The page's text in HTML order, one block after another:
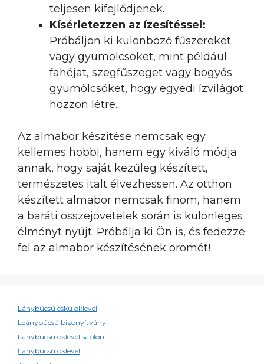
teljesen kifejlődjenek.
Kísérletezzen az ízesítéssel:
Próbáljon ki különböző fűszereket
vagy gyümölcsöket, mint például
fahéjat, szegfűszeget vagy bogyós
gyümölcsöket, hogy egyedi ízvilágot
hozzon létre.
Az almabor készítése nemcsak egy
kellemes hobbi, hanem egy kiváló módja
annak, hogy saját kezűleg készített,
természetes italt élvezhessen. Az otthon
készített almabor nemcsak finom, hanem
a baráti összejövetelek során is különleges
élményt nyújt. Próbálja ki Ön is, és fedezze
fel az almabor készítésének örömét!
Lánybúcsú eskü oklevél
Leánybúcsú bizonyítvány
Lánybúcsú oklevél sablon
Lánybúcsú oklevél